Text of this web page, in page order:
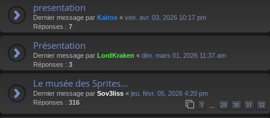
presentation
Dernier message par Kaïros « ven. avr. 03, 2026 10:17 pm
Réponses : 7
Présentation
Dernier message par LordKraken « dim. mars 01, 2026 11:37 am
Réponses : 3
Le musée des Sprites...
Dernier message par Sov3liss « jeu. févr. 05, 2026 4:20 pm
Réponses : 316 1 29 30 31 32